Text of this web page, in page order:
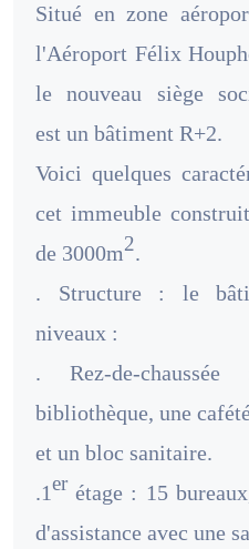
Situé en zone
l'Aéroport Félix
le nouveau siège
est un bâtiment R+2.
Voici quelques
cet immeuble
de 3000m2.
. Structure : le
niveaux :
. Rez-de-
bibliothèque, une
et un bloc sanitaire.
.1er étage : 15
d'assistance avec une